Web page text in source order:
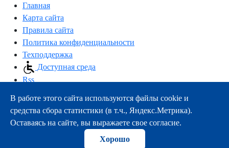
Главная
Карта сайта
Правила сайта
Политика конфиденциальности
Техподдержка
Доступная среда
Rss
163000, г.Архангельск, пр-т Троицкий, 51
тел.:+7 (8182) 21-11-63
e-mail:info@nsmu.ru
© ФГБОУ ВО СГМУ (г. Архангельск) Минздрава России
В работе этого сайта используются файлы cookie и
средства сбора статистики (в т.ч., Яндекс.Метрика).
Оставаясь на сайте, вы выражаете свое согласие.
Хорошо